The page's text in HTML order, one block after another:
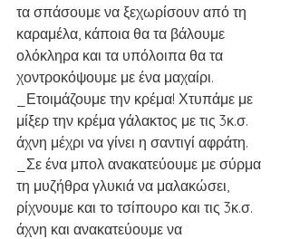
τα σπάσουμε να ξεχωρίσουν από τη
καραμέλα, κάποια θα τα βάλουμε
ολόκληρα και τα υπόλοιπα θα τα
χοντροκόψουμε με ένα μαχαίρι.
_Ετοιμάζουμε την κρέμα! Χτυπάμε με
μίξερ την κρέμα γάλακτος με τις 3κ.σ.
άχνη μέχρι να γίνει η σαντιγί αφράτη.
_Σε ένα μπολ ανακατεύουμε με σύρμα
τη μυζήθρα γλυκιά να μαλακώσει,
ρίχνουμε και το τσίπουρο και τις 3κ.σ.
άχνη και ανακατεύουμε να